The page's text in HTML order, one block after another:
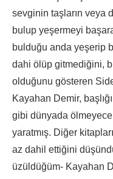
sevginin taşların veya
bulup yeşermeyi
bulduğu anda yeşerip
dahi ölüp gitmediğini,
olduğunu gösteren
Kayahan Demir,
gibi dünyada
yaratmış. Diğer
az dahil ettiğini
üzüldüğüm- Kayahan